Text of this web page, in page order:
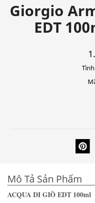
Giorgio
EDT
Mô Tả Sản Phẩm
ACQUA DI GIÒ EDT 100ml